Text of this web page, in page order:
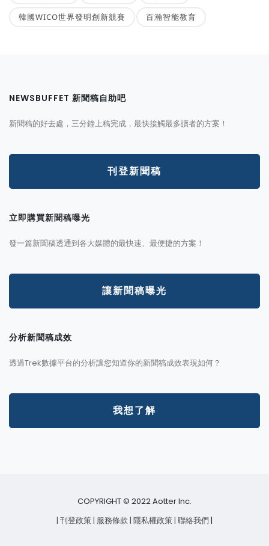
韓國WICO世界發明創新競賽 百瀚智能教育
NEWSBUFFET 新聞稿自助吧
新聞稿的好去處，三分鐘上稿完成，最快接觸最多讀者的方案！
刊登新聞稿
立即購買新聞稿曝光
發一篇新聞稿透通到各大媒體的最快速、最便捷的方案！
讓新聞稿曝光
分析新聞稿成效
透過Trek數據平台的分析讓您知道你的新聞稿成效表現如何？
我想了解
COPYRIGHT © 2022 Aotter Inc.
| 刊登政策| 服務條款| 隱私權政策| 聯絡我們 |